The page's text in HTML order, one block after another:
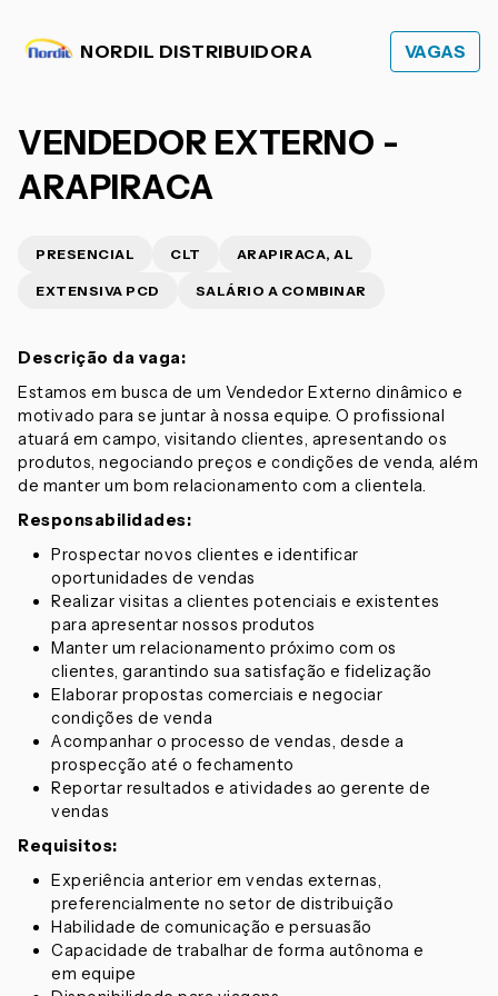
NORDIL DISTRIBUIDORA VAGAS
VENDEDOR EXTERNO -
ARAPIRACA
PRESENCIAL CLT ARAPIRACA, AL
EXTENSIVA PCD SALÁRIO A COMBINAR
Descrição da vaga:
Estamos em busca de um Vendedor Externo dinâmico e
motivado para se juntar à nossa equipe. O profissional
atuará em campo, visitando clientes, apresentando os
produtos, negociando preços e condições de venda, além
de manter um bom relacionamento com a clientela.
Responsabilidades:
Prospectar novos clientes e identificar
oportunidades de vendas
Realizar visitas a clientes potenciais e existentes
para apresentar nossos produtos
Manter um relacionamento próximo com os
clientes, garantindo sua satisfação e fidelização
Elaborar propostas comerciais e negociar
condições de venda
Acompanhar o processo de vendas, desde a
prospecção até o fechamento
Reportar resultados e atividades ao gerente de
vendas
Requisitos:
Experiência anterior em vendas externas,
preferencialmente no setor de distribuição
Habilidade de comunicação e persuasão
Capacidade de trabalhar de forma autônoma e
em equipe